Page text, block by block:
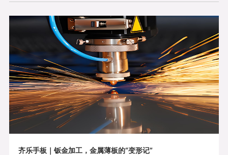
齐乐手板｜钣金加工，金属薄板的“变形记”